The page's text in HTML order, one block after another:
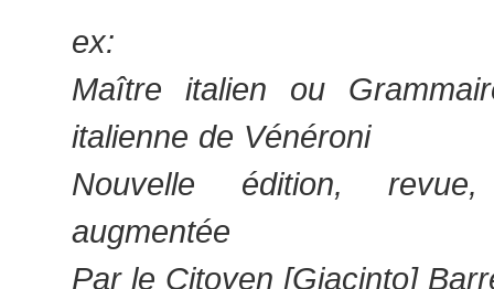
ex:
Maître italien ou
italienne de Vénéroni
Nouvelle édition,
augmentée
Par le Citoyen [Giacinto]